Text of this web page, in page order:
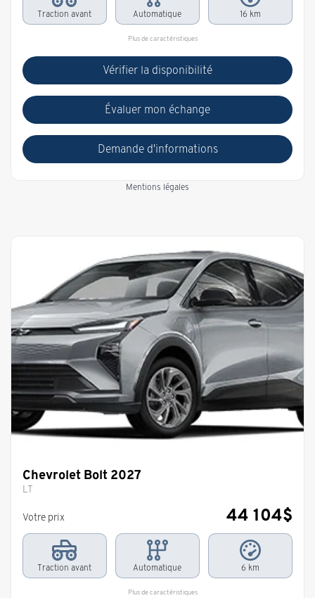
Traction avant Automatique 16 km
Plus de caractéristiques
Vérifier la disponibilité
Évaluer mon échange
Demande d'informations
Mentions légales
Chevrolet Bolt 2027
LT
Votre prix 44 104$
Traction avant Automatique 6 km
Plus de caractéristiques